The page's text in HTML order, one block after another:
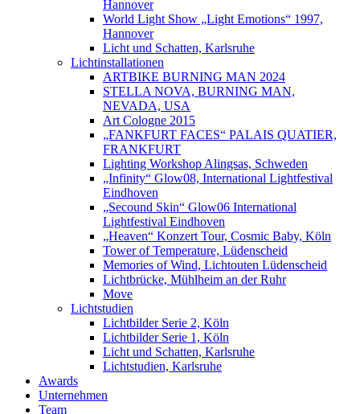
Hannover
World Light Show „Light Emotions“ 1997,
Hannover
Licht und Schatten, Karlsruhe
Lichtinstallationen
ARTBIKE BURNING MAN 2024
STELLA NOVA, BURNING MAN,
NEVADA, USA
Art Cologne 2015
„FANKFURT FACES“ PALAIS QUATIER,
FRANKFURT
Lighting Workshop Alingsas, Schweden
„Infinity“ Glow08, International Lightfestival
Eindhoven
„Secound Skin“ Glow06 International
Lightfestival Eindhoven
„Heaven“ Konzert Tour, Cosmic Baby, Köln
Tower of Temperature, Lüdenscheid
Memories of Wind, Lichtouten Lüdenscheid
Lichtbrücke, Mühlheim an der Ruhr
Move
Lichtstudien
Lichtbilder Serie 2, Köln
Lichtbilder Serie 1, Köln
Licht und Schatten, Karlsruhe
Lichtstudien, Karlsruhe
Awards
Unternehmen
Team